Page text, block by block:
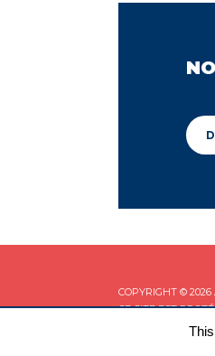
COPYRIGHT ©
CE SITE EST